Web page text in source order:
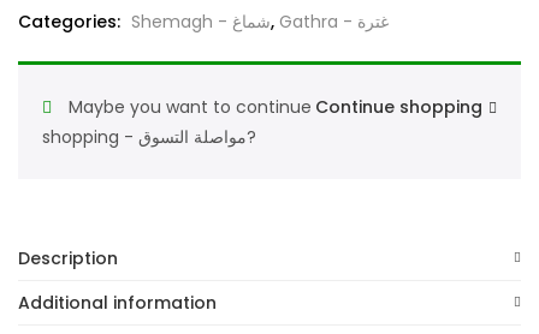
Quality
ليونز
سيجنتشر
quantity
Categories:
Shemagh - شماغ, Gathra - غترة
Continue shopping
Maybe you want to continue
shopping - مواصلة التسوق?
Description
Additional information